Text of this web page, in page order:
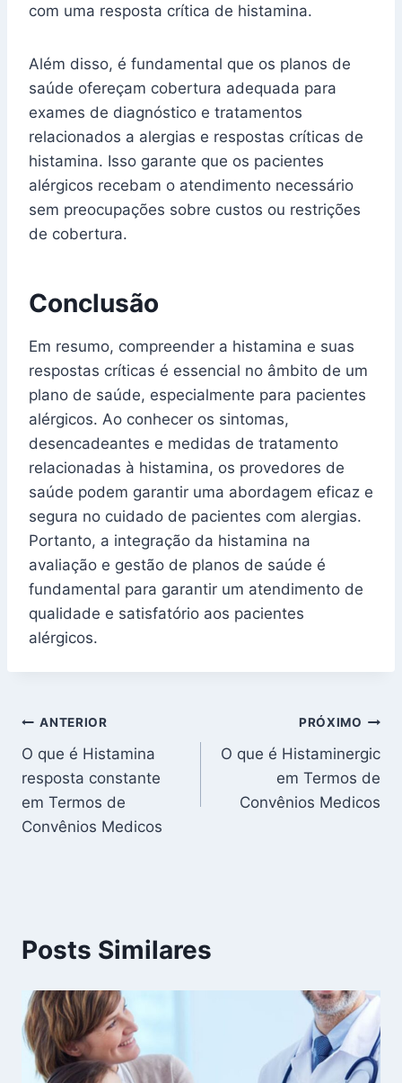
com uma resposta crítica de histamina.
Além disso, é fundamental que os planos de
saúde ofereçam cobertura adequada para
exames de diagnóstico e tratamentos
relacionados a alergias e respostas críticas de
histamina. Isso garante que os pacientes
alérgicos recebam o atendimento necessário
sem preocupações sobre custos ou restrições
de cobertura.
Conclusão
Em resumo, compreender a histamina e suas
respostas críticas é essencial no âmbito de um
plano de saúde, especialmente para pacientes
alérgicos. Ao conhecer os sintomas,
desencadeantes e medidas de tratamento
relacionadas à histamina, os provedores de
saúde podem garantir uma abordagem eficaz e
segura no cuidado de pacientes com alergias.
Portanto, a integração da histamina na
avaliação e gestão de planos de saúde é
fundamental para garantir um atendimento de
qualidade e satisfatório aos pacientes
alérgicos.
Navegação
de
Post
ANTERIOR
O que é Histamina
resposta constante
em Termos de
Convênios Medicos
PRÓXIMO
O que é Histaminergic
em Termos de
Convênios Medicos
Posts Similares